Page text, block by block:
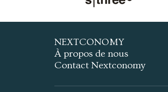
NEXTCONOMY
À propos de nous
Contact Nextconomy